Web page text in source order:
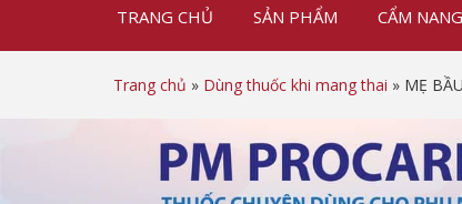
TRANG CHỦ SẢN PHẨM CẨM
Trang chủ » Dùng thuốc khi mang thai » MẸ